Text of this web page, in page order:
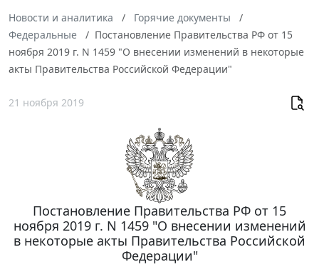
Новости и аналитика
Горячие документы
Федеральные
Постановление Правительства РФ от 15
ноября 2019 г. N 1459 "О внесении изменений в некоторые
акты Правительства Российской Федерации"
21 ноября 2019
Постановление Правительства РФ от 15
ноября 2019 г. N 1459 "О внесении изменений
в некоторые акты Правительства Российской
Федерации"